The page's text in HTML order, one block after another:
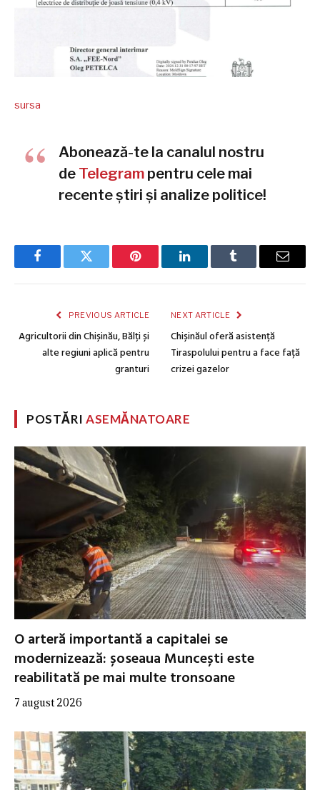
sursa
Abonează-te la canalul nostru
de Telegram pentru cele mai
recente știri și analize politice!
FacebookTwitter Pinterest LinkedInTumblr Email
PREVIOUS ARTICLE
Agricultorii din Chișinău, Bălți și
alte regiuni aplică pentru
granturi
NEXT ARTICLE
Chișinăul oferă asistență
Tiraspolului pentru a face față
crizei gazelor
POSTĂRIASEMĂNATOARE
O arteră importantă a capitalei se
modernizează: șoseaua Muncești este
reabilitată pe mai multe tronsoane
7 august 2026